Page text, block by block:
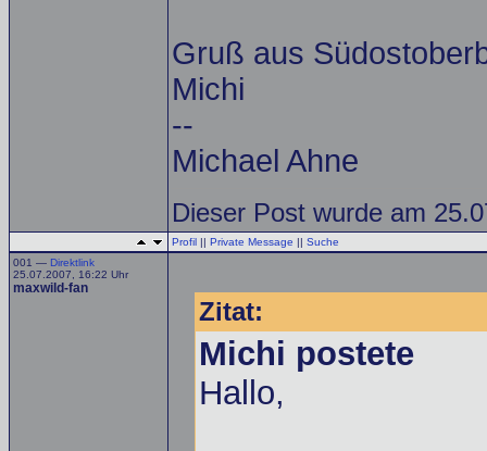
Gruß aus
Michi
--
Michael Ahne
Dieser Post wurde am
Profil || Private Message || Suche
001 — Direktlink
25.07.2007, 16:22 Uhr
maxwild-fan
Zitat:
Michi postete
Hallo,